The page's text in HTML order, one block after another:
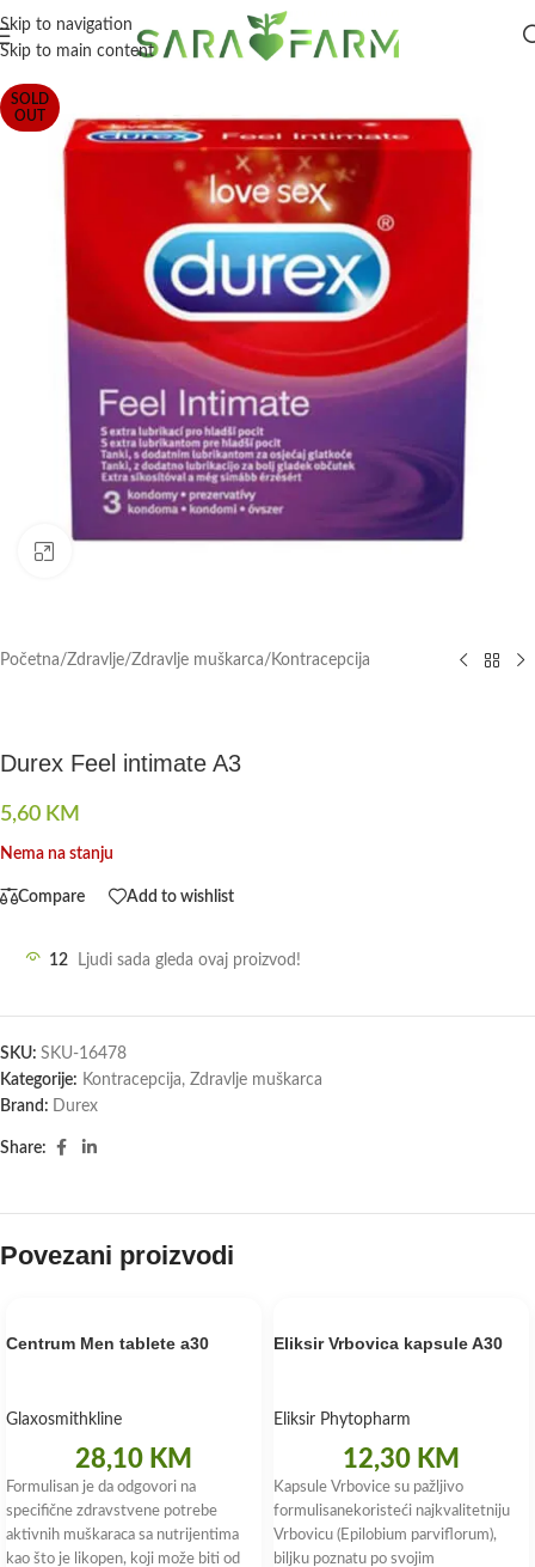
Skip to navigation
Skip to main content
SOLD
OUT
Početna/Zdravlje/Zdravlje muškarca/ Kontracepcija
Durex Feel intimate A3
5,60 KM
Nema na stanju
Compare Add to wishlist
12 Ljudi sada gleda ovaj proizvod!
SKU: SKU-16478
Kategorije: Kontracepcija, Zdravlje muškarca
Brand: Durex
Share:
Povezani proizvodi
Centrum Men tablete a30
Glaxosmithkline
28,10 KM
Formulisan je da odgovori na
specifične zdravstvene potrebe
aktivnih muškaraca sa nutrijentima
kao što je likopen, koji može biti od
Eliksir Vrbovica kapsule A30
Eliksir Phytopharm
12,30 KM
Kapsule Vrbovice su pažljivo
formulisanekoristeći najkvalitetniju
Vrbovicu (Epilobium parviflorum),
biljku poznatu po svojim